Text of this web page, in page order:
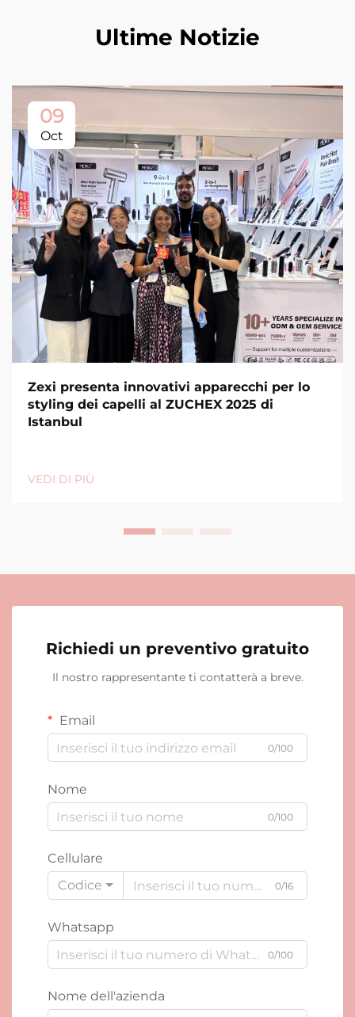
Ultime Notizie
09
Oct
Zexi presenta innovativi apparecchi per lo
styling dei capelli al ZUCHEX 2025 di
Istanbul
VEDI DI PIÙ
Richiedi un preventivo gratuito
Il nostro rappresentante ti contatterà a breve.
Email
0/100
Nome
0/100
Cellulare
Codice
0/16
Whatsapp
0/100
Nome dell'azienda